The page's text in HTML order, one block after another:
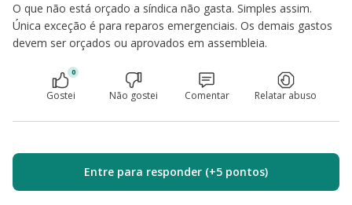
O que não está orçado a síndica não gasta. Simples assim.
Única exceção é para reparos emergenciais. Os demais gastos
devem ser orçados ou aprovados em assembleia.
0
Gostei Não gostei Comentar Relatar abuso
Entre para responder (+5 pontos)